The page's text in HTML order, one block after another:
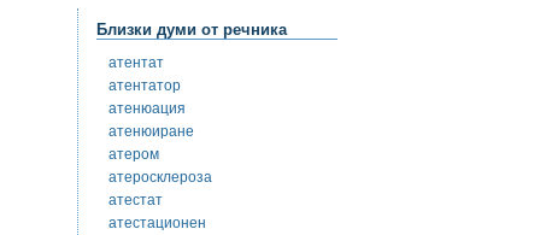
Близки думи от речника
атентат
атентатор
атенюация
атенюиране
атером
атеросклероза
атестат
атестационен